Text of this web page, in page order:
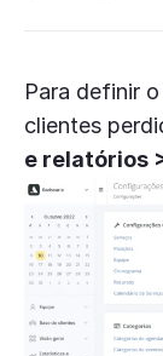
Para definir
clientes
e relatórios